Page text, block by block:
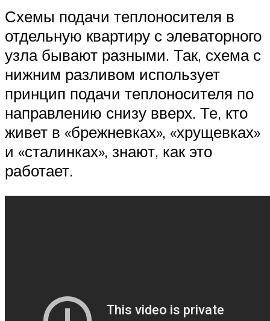
Схемы подачи теплоносителя в
отдельную квартиру с элеваторного
узла бывают разными. Так, схема с
нижним разливом использует
принцип подачи теплоносителя по
направлению снизу вверх. Те, кто
живет в «брежневках», «хрущевках»
и «сталинках», знают, как это
работает.